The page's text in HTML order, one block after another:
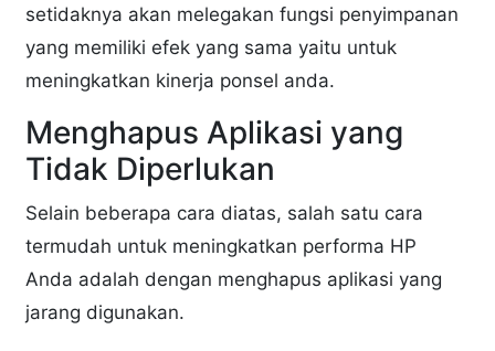
setidaknya akan melegakan fungsi penyimpanan
yang memiliki efek yang sama yaitu untuk
meningkatkan kinerja ponsel anda.
Menghapus Aplikasi yang
Tidak Diperlukan
Selain beberapa cara diatas, salah satu cara
termudah untuk meningkatkan performa HP
Anda adalah dengan menghapus aplikasi yang
jarang digunakan.